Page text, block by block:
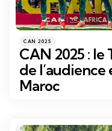
Catégories
Posté
dans
CAN 2025
CAN 2025 :
de
Maroc